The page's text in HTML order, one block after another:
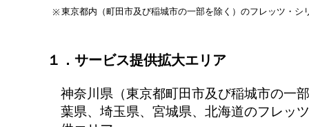
※東京都内（町田市及び稲城市の一部を除く）のフレッツ・シ
１．サービス提供拡大エリア
神奈川県（東京都町田市及び稲城市の一
葉県、埼玉県、宮城県、北海道のフレッ